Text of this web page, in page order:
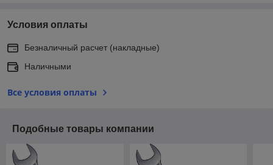
Условия оплаты
Безналичный расчет (накладные)
Наличными
Все условия оплаты
Подобные товары компании